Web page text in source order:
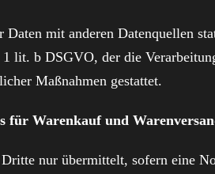
mit anderen Datenquellen
lit. b DSGVO, der die
Maßnahmen gestattet.
für Warenkauf und
Dritte nur übermittelt, sofern eine